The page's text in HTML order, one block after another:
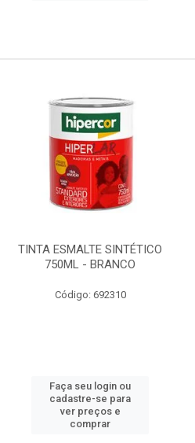
TINTA ESMALTE SINTÉTICO
750ML - BRANCO
Código: 692310
Faça seu login ou
cadastre-se para
ver preços e
comprar